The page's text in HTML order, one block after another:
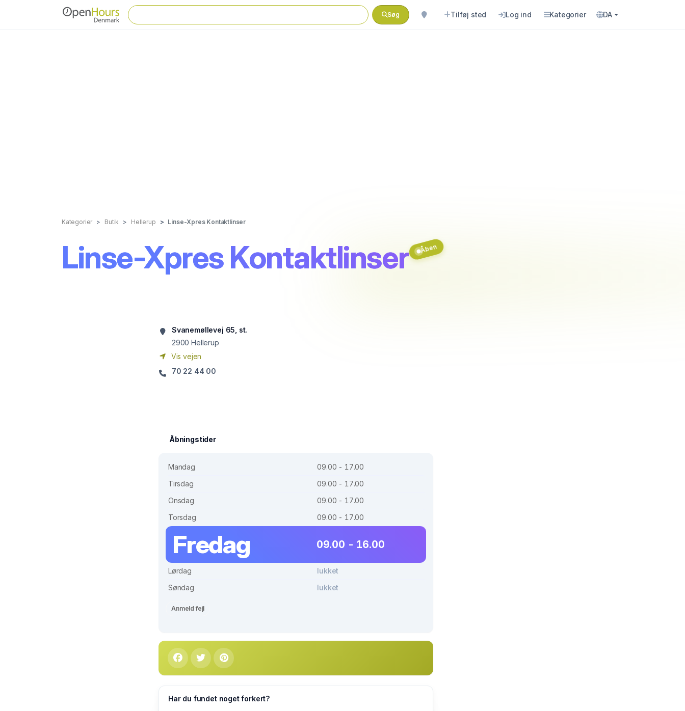
Søg Tilføj sted Log ind Kategorier DA
Kategorier Butik Hellerup Linse-Xpres Kontaktlinser
Linse-Xpres Kontaktlinser Åben
Svanemøllevej 65, st.
2900 Hellerup
Vis vejen
70 22 44 00
Åbningstider
Mandag
09.00 - 17.00
Tirsdag
09.00 - 17.00
Onsdag
09.00 - 17.00
Torsdag
09.00 - 17.00
Fredag 09.00 - 16.00
Lørdag
lukket
Søndag
lukket
Anmeld fejl
Har du fundet noget forkert?